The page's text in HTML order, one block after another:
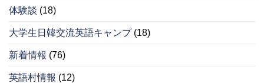
体験談 (18)
大学生日韓交流英語キャンプ(18)
新着情報 (76)
英語村情報 (12)